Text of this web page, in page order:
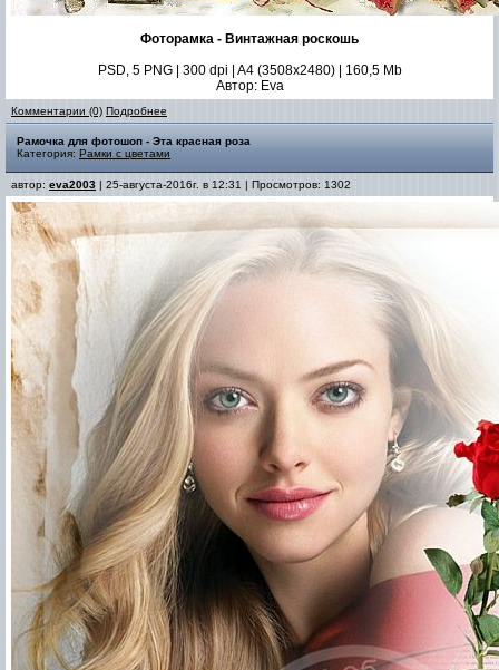
Фоторамка - Винтажная роскошь
PSD, 5 PNG | 300 dpi | A4 (3508x2480) | 160,5 Mb
Автор: Eva
Комментарии (0) Подробнее
Рамочка для фотошоп - Эта красная роза
Категория: Рамки с цветами
автор: eva2003 | 25-августа-2016г. в 12:31 | Просмотров: 1302